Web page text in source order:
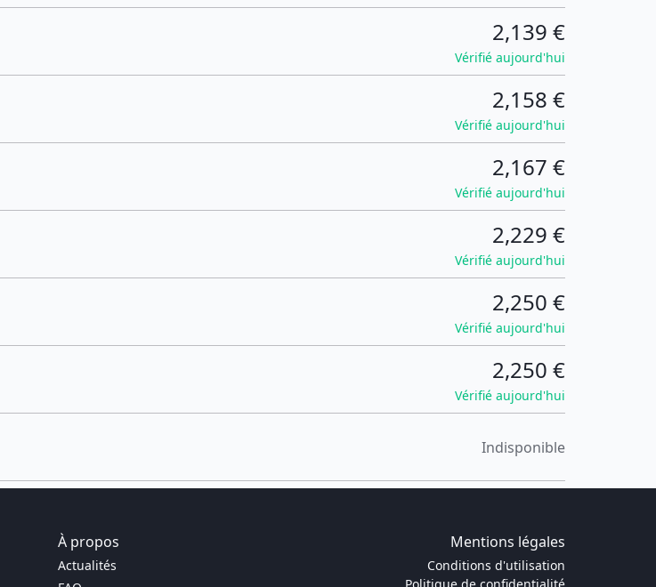
2,139 €
Vérifié aujourd'hui
2,158 €
Vérifié aujourd'hui
2,167 €
Vérifié aujourd'hui
2,229 €
Vérifié aujourd'hui
2,250 €
Vérifié aujourd'hui
2,250 €
Vérifié aujourd'hui
Indisponible
À propos Mentions légales
Actualités
Conditions d'utilisation